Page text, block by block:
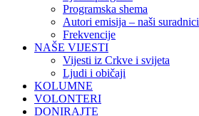
Programska shema
Autori emisija – naši suradnici
Frekvencije
NAŠE VIJESTI
Vijesti iz Crkve i svijeta
Ljudi i običaji
KOLUMNE
VOLONTERI
DONIRAJTE